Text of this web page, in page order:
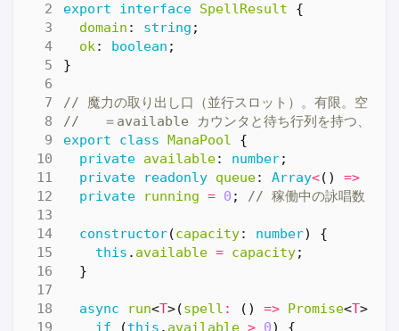
export interface SpellResult
{
domain : string ;
ok: boolean ;
}
export class ManaPool
{
private available: number;
private
readonly queue: Array<() =>
private
running = 0 ;
constructor(capacity: number)
{
this . available = capacity;
}
async run<T>(spell : () => Promise<T>)
if
(this . available > 0)
{